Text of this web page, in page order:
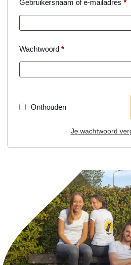
Gebruikersnaam of e-mailadres *
Wachtwoord *
Onthouden
Je wachtwoord